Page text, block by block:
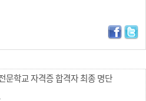
문학교 자격증 합격자 최종 명단